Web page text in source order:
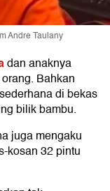
Andre Taulany
dan anaknya
Bahkan
di bekas
bilik bambu.
juga mengaku
kosan 32 pintu